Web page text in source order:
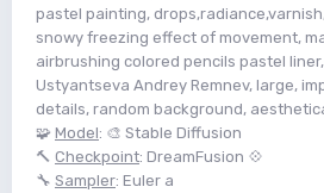
pastel painting,
snowy freezing effect of movement,
airbrushing colored pencils pastel
Ustyantseva Andrey Remnev, large,
details, random background,
🧩 Model: 🎨 Stable Diffusion
🔨 Checkpoint: DreamFusion 💠
🔧 Sampler: Euler a